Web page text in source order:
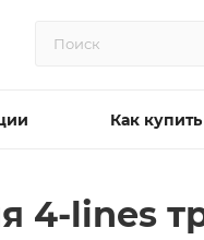
Как купить
4-lines